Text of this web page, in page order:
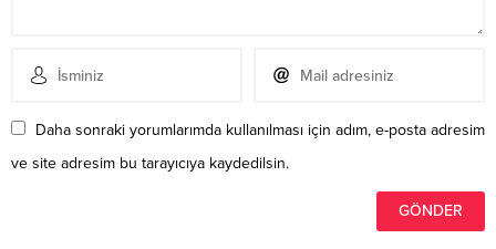
Daha sonraki yorumlarımda kullanılması için adım, e-posta adresim
ve site adresim bu tarayıcıya kaydedilsin.